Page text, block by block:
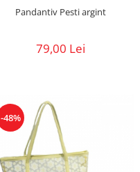
Pandantiv Pesti argint
79,00 Lei
-48%